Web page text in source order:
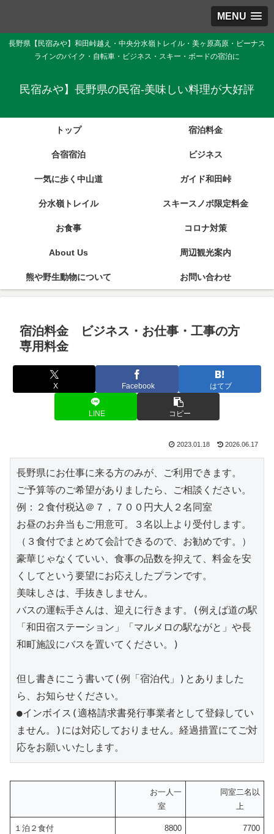
MENU
長野県【民宿みや】和田峠越え・中央分水嶺トレイル・美ヶ原高原・ビーナス
ラインのバイク・自転車・ビジネス・スキー・ボードの宿泊に
民宿みや】長野県の民宿-美味しい料理が大好評
トップ 宿泊料金
合宿宿泊 ビジネス
一気に歩く中山道 ガイド和田峠
分水嶺トレイル スキースノボ限定料金
お食事 コロナ対策
About Us 周辺観光案内
熊や野生動物について お問い合わせ
宿泊料金 ビジネス・お仕事・工事の方
専用料金
X Facebook はてブ
LINE コピー
2023.01.18 2026.06.17
長野県にお仕事に来る方のみが、ご利用できます。
ご予算等のご希望がありましたら、ご相談ください。
例：２食付税込＠７，７００円大人２名同室
お昼のお弁当もご用意可。３名以上より受付します。
（３食付でまとめて会計できるので、お勧めです。）
豪華じゃなくていい、食事の品数を抑えて、料金を安
くしてという要望にお応えしたプランです。
美味しさは、手抜きしません。
バスの運転手さんは、迎えに行きます。(例えば道の駅
「和田宿ステーション」「マルメロの駅ながと」や長
和町施設にバスを置いてください。)
但し書きにこう書いて(例「宿泊代」)とありました
ら、お知らせください。
●インボイス(適格請求書発行事業者として登録してい
ません。)には対応しておりません。経過措置にてご対
応をお願いいたします。
お一人一
室
同室二名以
上
１泊２食付 8800 7700